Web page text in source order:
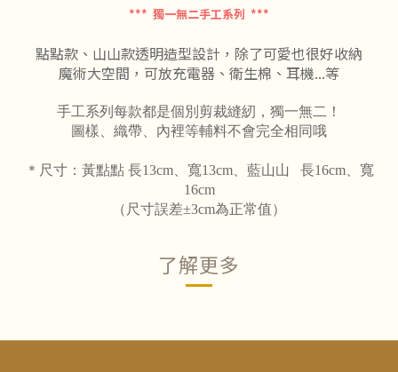
*** 獨一無二手工系列 ***
點點款、山山款透明造型設計，除了可愛也很好收納
魔術大空間，可放充電器、衛生棉、耳機...等
手工系列每款都是個別剪裁縫紉，獨一無二！
圖樣、織帶、內裡等輔料不會完全相同哦
＊尺寸：黃點點 長13cm、 寬13cm、藍山山 長16cm、 寬
16cm
（尺寸誤差±3cm為正常值）
了解更多